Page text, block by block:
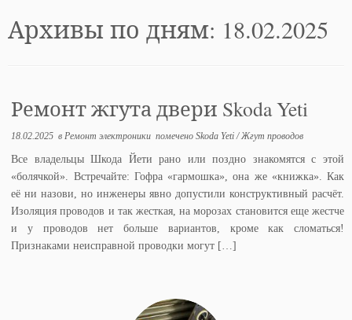
Архивы по дням: 18.02.2025
Ремонт жгута двери Skoda Yeti
18.02.2025 в Ремонт электроники помеченоSkoda Yeti/ Жгут проводов
Все владельцы Шкода Йети рано или поздно знакомятся с этой
«болячкой». Встречайте: Гофра «гармошка», она же «книжка». Как
её ни назови, но инженеры явно допустили конструктивный расчёт.
Изоляция проводов и так жесткая, на морозах становится еще жестче
и у проводов нет больше вариантов, кроме как сломаться!
Признаками неисправной проводки могут […]